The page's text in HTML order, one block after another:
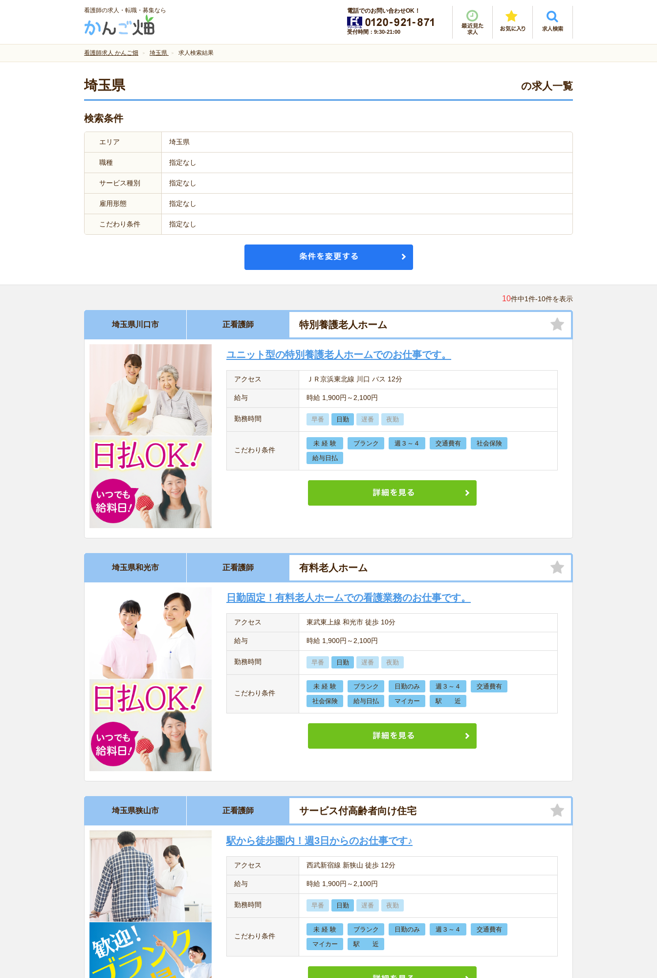
看護師の求人・転職・募集なら 電話でのお問い合わせOK！
受付時間：9:30-21:00
看護師求人 かんご畑 埼玉県 求人検索結果
埼玉県 の求人一覧
検索条件
エリア 埼玉県
職種 指定なし
サービス種別 指定なし
雇用形態 指定なし
こだわり条件 指定なし
10件中1件-10件を表示
埼玉県川口市 正看護師 特別養護老人ホーム
ユニット型の特別養護老人ホームでのお仕事です。
アクセス ＪＲ京浜東北線 川口 バス 12分
給与 時給 1,900円～2,100円
勤務時間 早番 日勤 遅番 夜勤
こだわり条件
未 経 験 ブランク 週３～４ 交通費有
社会保険
給与日払
埼玉県和光市 正看護師 有料老人ホーム
日勤固定！有料老人ホームでの看護業務のお仕事です。
アクセス 東武東上線 和光市 徒歩 10分
給与 時給 1,900円～2,100円
勤務時間 早番 日勤 遅番 夜勤
こだわり条件
未 経 験 ブランク 日勤のみ 週３～４
交通費有
社会保険
給与日払 マイカー 駅 近
埼玉県狭山市 正看護師 サービス付高齢者向け住宅
駅から徒歩圏内！週3日からのお仕事です♪
アクセス 西武新宿線 新狭山 徒歩 12分
給与 時給 1,900円～2,100円
勤務時間 早番 日勤 遅番 夜勤
こだわり条件
未 経 験 ブランク 日勤のみ 週３～４
交通費有
マイカー
駅 近